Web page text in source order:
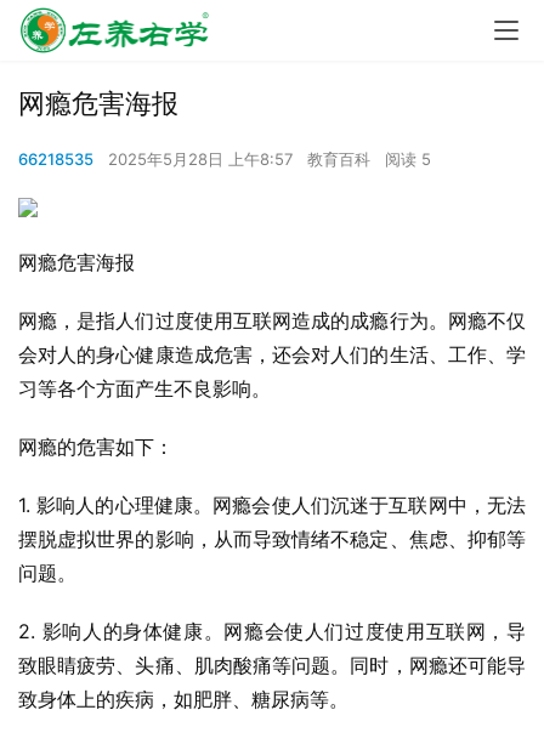
网瘾危害海报
66218535 2025年5月28日 上午8:57 教育百科 阅读 5
网瘾危害海报
网瘾，是指人们过度使用互联网造成的成瘾行为。网瘾不仅
会对人的身心健康造成危害，还会对人们的生活、工作、学
习等各个方面产生不良影响。
网瘾的危害如下：
1. 影响人的心理健康。网瘾会使人们沉迷于互联网中，无法
摆脱虚拟世界的影响，从而导致情绪不稳定、焦虑、抑郁等
问题。
2. 影响人的身体健康。网瘾会使人们过度使用互联网，导
致眼睛疲劳、头痛、肌肉酸痛等问题。同时，网瘾还可能导
致身体上的疾病，如肥胖、糖尿病等。